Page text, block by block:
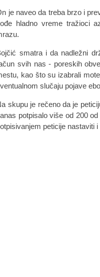
je naveo da treba brzo i
hladno vreme tražioci
smatra i da nadležni
svih nas - poreskih
kao što su izabrali
slučaju pojave
skupu je rečeno da je
potpisalo više od 200
peticije nastaviti i